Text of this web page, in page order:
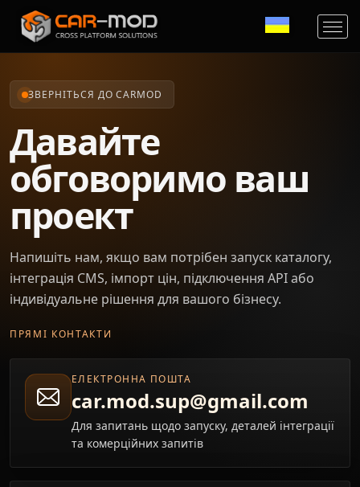
ЗВЕРНІТЬСЯ ДО CARMOD
Давайте
обговоримо ваш
проект
Напишіть нам, якщо вам потрібен запуск каталогу,
інтеграція CMS, імпорт цін, підключення API або
індивідуальне рішення для вашого бізнесу.
ПРЯМІ КОНТАКТИ
ЕЛЕКТРОННА ПОШТА
car.mod.sup@gmail.com
Для запитань щодо запуску, деталей інтеграції
та комерційних запитів